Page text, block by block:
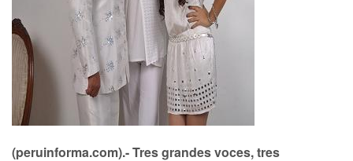
(peruinforma.com).- Tres grandes voces, tres